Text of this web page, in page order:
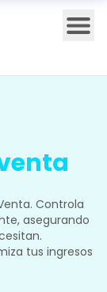
Controla
asegurando
tus ingresos